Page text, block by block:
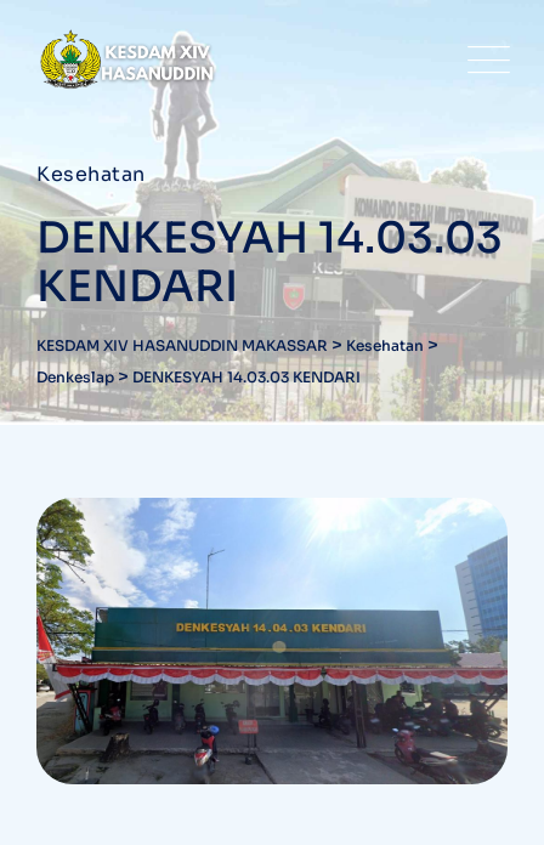
Kesehatan
DENKESYAH 14.03.03
KENDARI
KESDAM XIV HASANUDDIN MAKASSAR > Kesehatan >
Denkeslap> DENKESYAH 14.03.03 KENDARI